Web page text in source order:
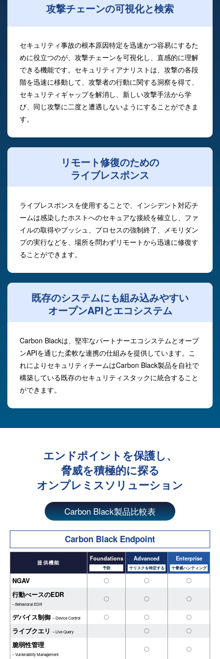
攻撃チェーンの可視化と検索
セキュリティ事故の根本原因特定を迅速かつ容易にするた
めに役立つのが、攻撃チェーンを可視化し、直感的に理解
できる機能です。セキュリティアナリストは、攻撃の各段
階を迅速に移動して、攻撃者の行動に関する洞察を得て、
セキュリティギャップを解消し、新しい攻撃手法から学
び、同じ攻撃に二度と遭遇しないようにすることができま
す。
リモート修復のための
ライブレスポンス
ライブレスポンスを使用することで、インシデント対応チ
ームは感染したホストへのセキュアな接続を確立し、ファ
イルの取得やプッシュ、プロセスの強制終了、メモリダン
プの実行などを、場所を問わずリモートから迅速に修復す
ることができます。
既存のシステムにも組み込みやすい
オープンAPIとエコシステム
Carbon Blackは、堅牢なパートナーエコシステムとオープ
ンAPIを通じた柔軟な連携の仕組みを提供しています。こ
れによりセキュリティチームはCarbon Black製品を自社で
構築している既存のセキュリティスタックに統合すること
ができます。
エンドポイントを保護し、
脅威を積極的に探る
オンプレミスソリューション
Carbon Black製品比較表
Carbon Black Endpoint
提供機能
Foundations
予防
Advanced
十リスクを特定する
Enterprise
十脅威ハンティング
NGAV 〇 〇 〇
行動べースのEDR
– BehavioraI EDR
〇 〇 〇
デバイス制御– Device Control 〇 〇 〇
ライブクエリ– Live Query 〇 〇
脆弱性管理
– Vulnerability Management
〇 〇